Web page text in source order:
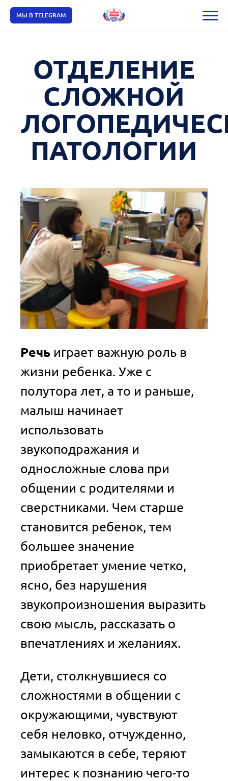
МЫ В TELEGRAM
ОТДЕЛЕНИЕ
СЛОЖНОЙ
ПАТОЛОГИИ
Речь играет важную роль в
жизни ребенка. Уже с
полутора лет, а то и раньше,
малыш начинает
использовать
звукоподражания и
односложные слова при
общении с родителями и
сверстниками. Чем старше
становится ребенок, тем
большее значение
приобретает умение четко,
ясно, без нарушения
звукопроизношения выразить
свою мысль, рассказать о
впечатлениях и желаниях.
Дети, столкнувшиеся со
сложностями в общении с
окружающими, чувствуют
себя неловко, отчужденно,
замыкаются в себе, теряют
интерес к познанию чего-то